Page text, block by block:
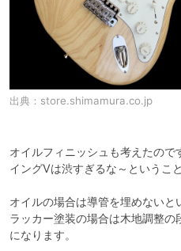
出典： store.shimamura.co.jp
オイルフィニッシュも考えたの
イングVは渋すぎるな～というこ
オイルの場合は導管を埋めないと
ラッカー塗装の場合は木地調整
になります。